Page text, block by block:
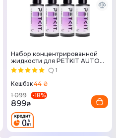
Набор концентрированной
жидкости для PETKIT AUTO
Cat Litter Box 1
Кешбэк44 ₴
1 099
-18%
899₴